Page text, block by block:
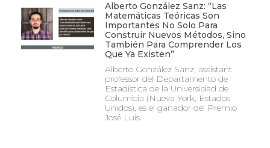
Alberto González Sanz: “Las
Matemáticas Teóricas Son
Importantes No Solo Para
Construir Nuevos Métodos, Sino
También Para Comprender Los
Que Ya Existen”
Alberto González Sanz, assistant
professor del Departamento de
Estadística de la Universidad de
Columbia (Nueva York, Estados
Unidos), es el ganador del Premio
José Luis